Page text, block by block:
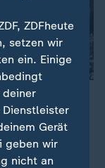
steht
Verhalten
SPD lehnt
ab.
ZDFheute
setzen wir
ein. Einige
Gerät
geben wir
nicht an